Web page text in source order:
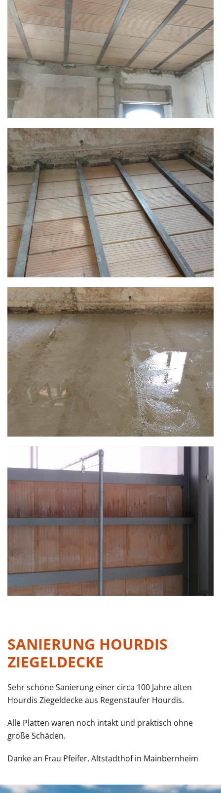
VERGRÖSSERN
VERGRÖSSERN
VERGRÖSSERN
VERGRÖSSERN
SANIERUNG HOURDIS
ZIEGELDECKE
Sehr schöne Sanierung einer circa 100 Jahre alten
Hourdis Ziegeldecke aus Regenstaufer Hourdis.
Alle Platten waren noch intakt und praktisch ohne
große Schäden.
Danke an Frau Pfeifer, Altstadthof in Mainbernheim